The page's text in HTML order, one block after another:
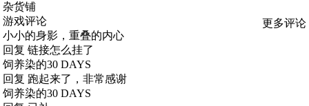
杂货铺
游戏评论
更多评论
小小的身影，重叠的内心
回复 链接怎么挂了
饲养染的30 DAYS
回复 跑起来了，非常感谢
饲养染的30 DAYS